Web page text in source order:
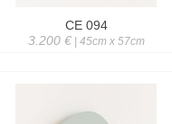
CE 094
3.200 €| 45cm x 57cm